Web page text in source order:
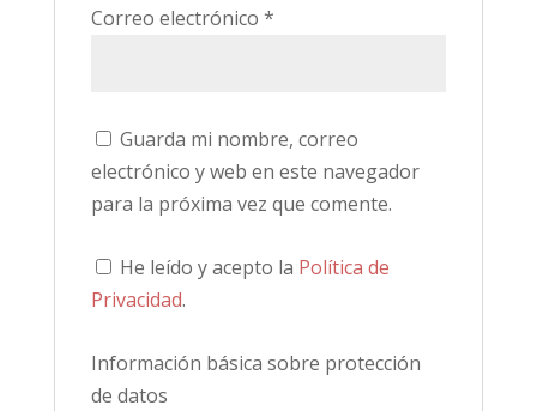
Correo electrónico *
Guarda mi nombre, correo
electrónico y web en este navegador
para la próxima vez que comente.
He leído y acepto la Política de
Privacidad.
Información básica sobre protección
de datos